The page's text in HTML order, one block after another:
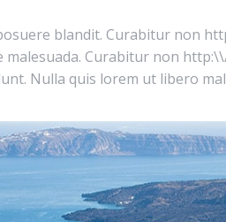
blandit. Curabitur non
malesuada. Curabitur non
Nulla quis lorem ut libero